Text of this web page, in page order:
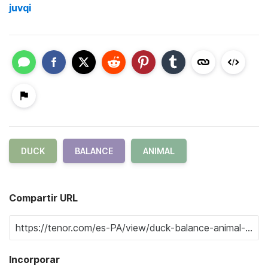
juvqi
DUCK BALANCE ANIMAL
Compartir URL
Incorporar